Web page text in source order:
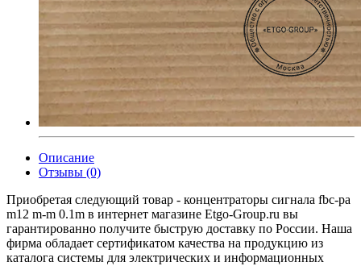
Описание
Отзывы (0)
Приобретая следующий товар - концентраторы сигнала fbc-pa
m12 m-m 0.1m в интернет магазине Etgo-Group.ru вы
гарантированно получите быструю доставку по России. Наша
фирма обладает сертификатом качества на продукцию из
каталога системы для электрических и информационных